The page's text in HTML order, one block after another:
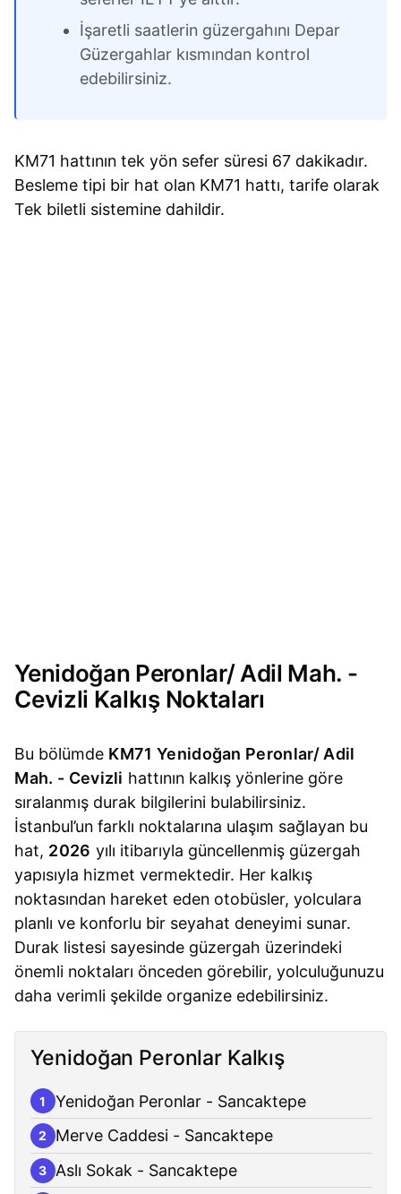
İşaretli saatlerin güzergahını Depar
Güzergahlar kısmından kontrol
edebilirsiniz.
KM71 hattının tek yön sefer süresi 67 dakikadır.
Besleme tipi bir hat olan KM71 hattı, tarife olarak
Tek biletli sistemine dahildir.
Yenidoğan Peronlar/ Adil Mah. -
Cevizli Kalkış Noktaları
Bu bölümde KM71 Yenidoğan Peronlar/ Adil
Mah. - Cevizli hattının kalkış yönlerine göre
sıralanmış durak bilgilerini bulabilirsiniz.
İstanbul’un farklı noktalarına ulaşım sağlayan bu
hat, 2026 yılı itibarıyla güncellenmiş güzergah
yapısıyla hizmet vermektedir. Her kalkış
noktasından hareket eden otobüsler, yolculara
planlı ve konforlu bir seyahat deneyimi sunar.
Durak listesi sayesinde güzergah üzerindeki
önemli noktaları önceden görebilir, yolculuğunuzu
daha verimli şekilde organize edebilirsiniz.
Yenidoğan Peronlar Kalkış
1 Yenidoğan Peronlar - Sancaktepe
2 Merve Caddesi - Sancaktepe
3 Aslı Sokak - Sancaktepe